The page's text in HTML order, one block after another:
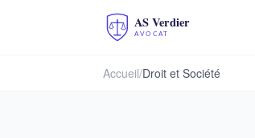
Accueil/Droit et Société